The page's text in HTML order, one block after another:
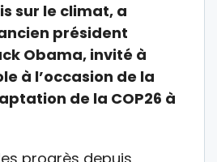
sur le climat, a
président
Obama, invité à
à l’occasion de la
de la COP26 à